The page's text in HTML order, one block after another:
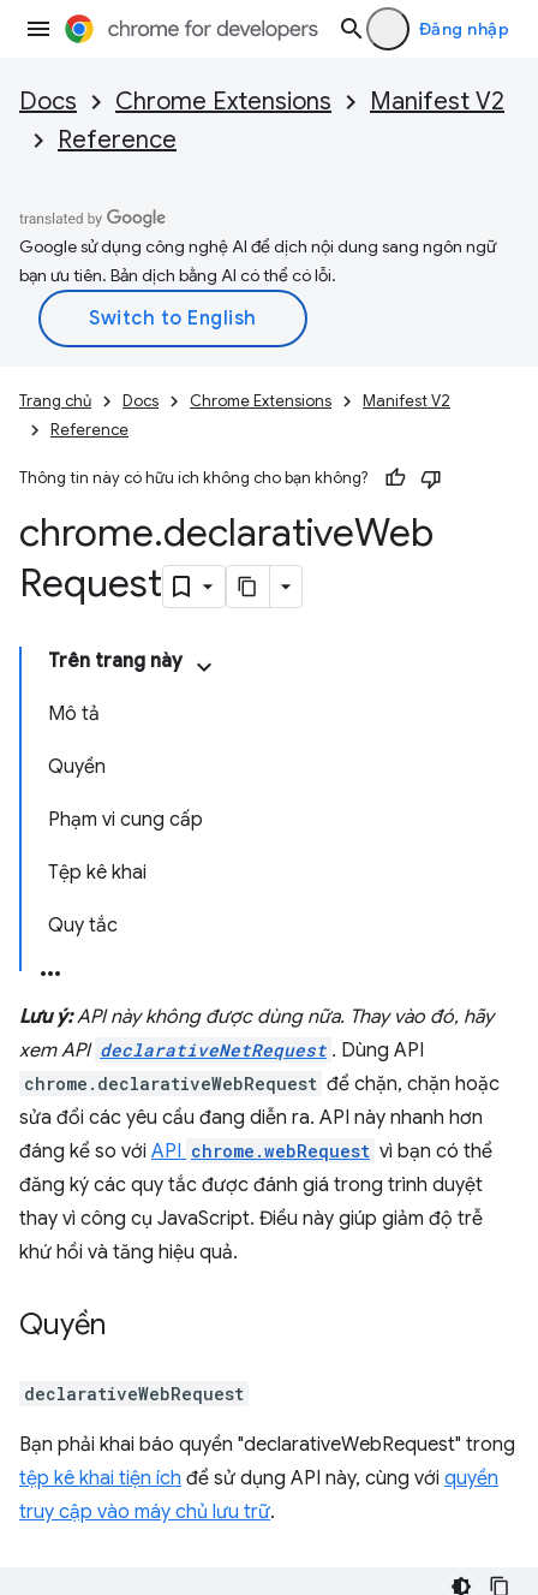
Đăng nhập
Docs Chrome Extensions
Manifest V2
Reference
Google sử dụng công nghệ AI để dịch nội dung sang ngôn ngữ
bạn ưu tiên. Bản dịch bằng AI có thể có lỗi.
Trang chủ Docs Chrome Extensions
Manifest V2
Reference
Thông tin này có hữu ích không cho bạn không?
chrome.declarativeWeb
Request
Trên trang này
Mô tả
Quyền
Phạm vi cung cấp
Tệp kê khai
Quy tắc
Lưu ý:API này không được dùng nữa. Thay vào đó, hãy
xem API declarativeNetRequest . Dùng API
chrome.declarativeWebRequest để chặn, chặn hoặc
sửa đổi các yêu cầu đang diễn ra. API này nhanh hơn
đáng kể so với API chrome.webRequest vì bạn có thể
đăng ký các quy tắc được đánh giá trong trình duyệt
thay vì công cụ JavaScript. Điều này giúp giảm độ trễ
khứ hồi và tăng hiệu quả.
Quyền
declarativeWebRequest
Bạn phải khai báo quyền "declarativeWebRequest" trong
tệp kê khai tiện ích để sử dụng API này, cùng với quyền
truy cập vào máy chủ lưu trữ.